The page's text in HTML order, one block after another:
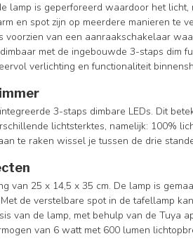
lamp is geperforeerd waardoor het
en spot zijn op meerdere manieren te
voorzien van een aanraakschakelaar
met de ingebouwde 3-staps dim
verlichting en functionaliteit
3-staps dimbare LEDs. Dit
lichtsterktes, namelijk: 100%
te raken wissel je tussen de drie
van 25 x 14,5 x 35 cm. De lamp is
de verstelbare spot in de tafellamp
van de lamp, met behulp van de Tuya
van 6 watt met 600 lumen